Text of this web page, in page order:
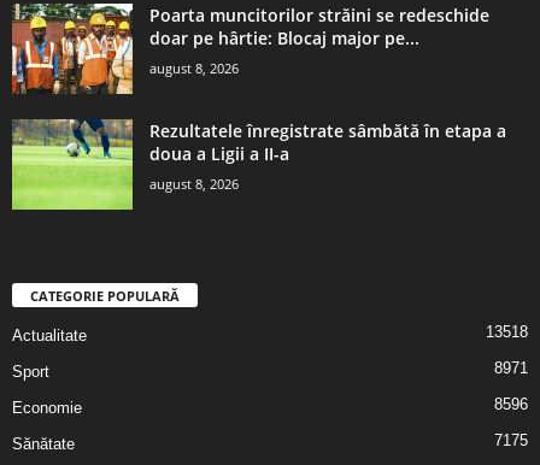
Poarta muncitorilor străini se redeschide
doar pe hârtie: Blocaj major pe...
august 8, 2026
Rezultatele înregistrate sâmbătă în etapa a
doua a Ligii a II-a
august 8, 2026
CATEGORIE POPULARĂ
Actualitate 13518
Sport 8971
Economie 8596
Sănătate 7175